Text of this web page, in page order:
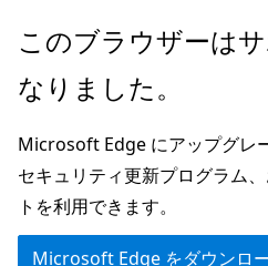
メ
ン
ン
テ
ン
ツ
このブラウザーは
なりました。
Microsoft Edge にアップグレ
セキュリティ更新プログラム
トを利用できます。
Microsoft Edge をダウンロ